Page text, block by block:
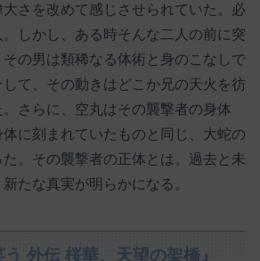
さを改めて感じさせられていた。必
しかし、ある時そんな二人の前に突
の男は類稀なる体術と身のこなしで
て、その動きはどこか兄の天火を彷
さらに、空丸はその襲撃者の身体
に刻まれていたものと同じ、大蛇の
。その襲撃者の正体とは。過去と未
たな真実が明らかになる。
外伝 桜華、天望の架橋』